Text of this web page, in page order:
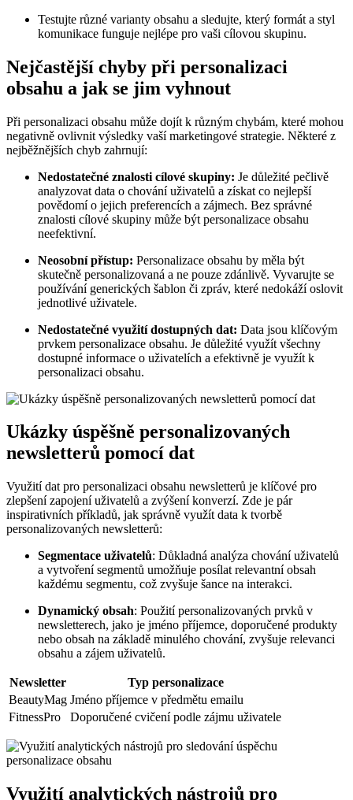
Testujte různé varianty obsahu a sledujte, který formát a styl
komunikace funguje nejlépe pro vaši cílovou skupinu.
Nejčastější chyby při personalizaci
obsahu a jak se jim vyhnout
Při personalizaci obsahu může dojít k různým chybám, které mohou
negativně ovlivnit výsledky vaší marketingové strategie. Některé z
nejběžnějších chyb zahrnují:
Nedostatečné znalosti cílové skupiny: Je důležité pečlivě
analyzovat data o chování uživatelů a získat co nejlepší
povědomí o jejich preferencích a zájmech. Bez správné
znalosti cílové skupiny může být personalizace obsahu
neefektivní.
Neosobní přístup: Personalizace obsahu by měla být
skutečně personalizovaná a ne pouze zdánlivě. Vyvarujte se
používání generických šablon či zpráv, které nedokáží oslovit
jednotlivé uživatele.
Nedostatečné využití dostupných dat: Data jsou klíčovým
prvkem personalizace obsahu. Je důležité využít všechny
dostupné informace o uživatelích a efektivně je využít k
personalizaci obsahu.
Ukázky úspěšně personalizovaných
newsletterů pomocí dat
Využití dat pro personalizaci obsahu newsletterů je klíčové pro
zlepšení zapojení uživatelů a zvýšení konverzí. Zde je pár
inspirativních příkladů, jak správně využít data k tvorbě
personalizovaných newsletterů:
Segmentace uživatelů: Důkladná analýza chování uživatelů
a vytvoření segmentů umožňuje posílat relevantní obsah
každému segmentu, což zvyšuje šance na interakci.
Dynamický obsah: Použití personalizovaných prvků v
newsletterech, jako je jméno příjemce, doporučené produkty
nebo obsah na základě minulého chování, zvyšuje relevanci
obsahu a zájem uživatelů.
Newsletter
Typ personalizace
BeautyMag Jméno příjemce v předmětu emailu
FitnessPro
Doporučené cvičení podle zájmu uživatele
Využití analytických nástrojů pro